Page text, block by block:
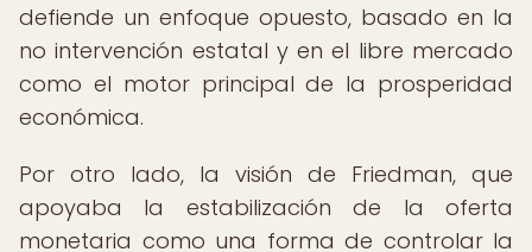
defiende un enfoque opuesto, basado en la
no intervención estatal y en el libre mercado
como el motor principal de la prosperidad
económica.
Por otro lado, la visión de Friedman, que
apoyaba la estabilización de la oferta
monetaria como una forma de controlar la